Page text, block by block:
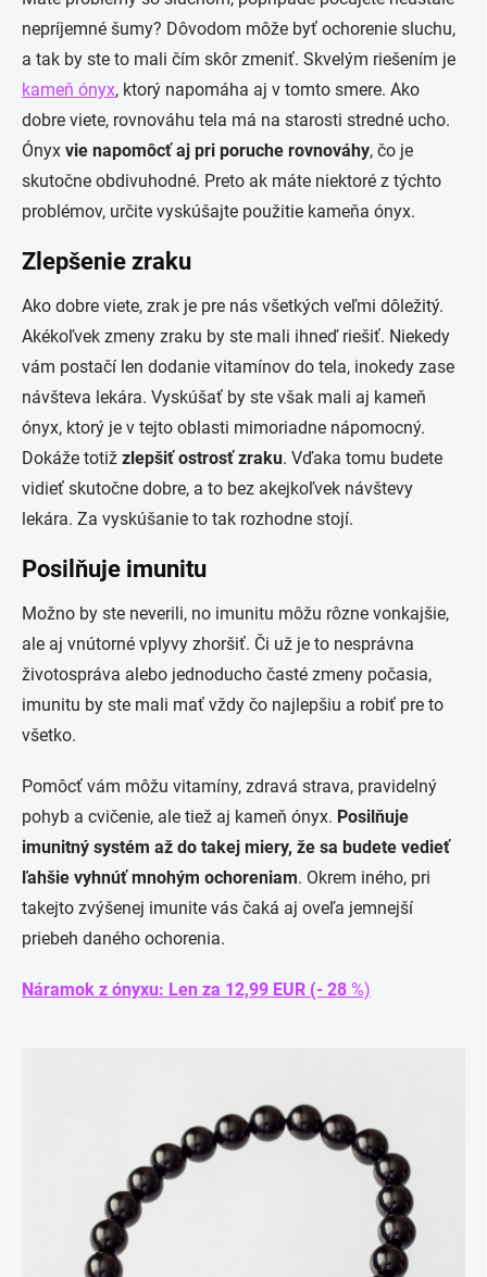
nepríjemné šumy? Dôvodom môže byť ochorenie sluchu,
a tak by ste to mali čím skôr zmeniť. Skvelým riešením je
kameň ónyx, ktorý napomáha aj v tomto smere. Ako
dobre viete, rovnováhu tela má na starosti stredné ucho.
Ónyx vie napomôcť aj pri poruche rovnováhy, čo je
skutočne obdivuhodné. Preto ak máte niektoré z týchto
problémov, určite vyskúšajte použitie kameňa ónyx.
Zlepšenie zraku
Ako dobre viete, zrak je pre nás všetkých veľmi dôležitý.
Akékoľvek zmeny zraku by ste mali ihneď riešiť. Niekedy
vám postačí len dodanie vitamínov do tela, inokedy zase
návšteva lekára. Vyskúšať by ste však mali aj kameň
ónyx, ktorý je v tejto oblasti mimoriadne nápomocný.
Dokáže totiž zlepšiť ostrosť zraku. Vďaka tomu budete
vidieť skutočne dobre, a to bez akejkoľvek návštevy
lekára. Za vyskúšanie to tak rozhodne stojí.
Posilňuje imunitu
Možno by ste neverili, no imunitu môžu rôzne vonkajšie,
ale aj vnútorné vplyvy zhoršiť. Či už je to nesprávna
životospráva alebo jednoducho časté zmeny počasia,
imunitu by ste mali mať vždy čo najlepšiu a robiť pre to
všetko.
Pomôcť vám môžu vitamíny, zdravá strava, pravidelný
pohyb a cvičenie, ale tiež aj kameň ónyx. Posilňuje
imunitný systém až do takej miery, že sa budete vedieť
ľahšie vyhnúť mnohým ochoreniam. Okrem iného, pri
takejto zvýšenej imunite vás čaká aj oveľa jemnejší
priebeh daného ochorenia.
Náramok z ónyxu: Len za 12,99 EUR (- 28 %)